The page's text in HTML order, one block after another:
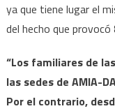
ya que tiene lugar el
del hecho que
“Los familiares de
las sedes de AMIA-
Por el contrario,